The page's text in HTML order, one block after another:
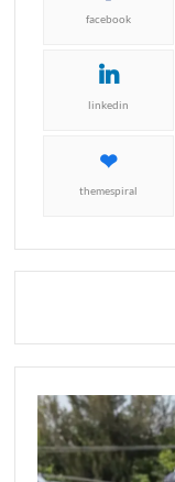
facebook
linkedin
themespiral